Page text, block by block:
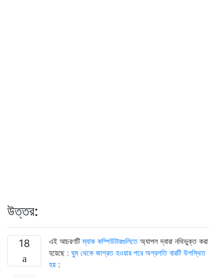
উত্তর:
18 এই আচরণটিম্যাক কম্পিউটারগুলিতেঅ্যাপল দ্বারা নথিভুক্ত করা
হয়েছে : ঘুম থেকে জাগ্রত হওয়ার পরে অগ্রগতি বারটি উপস্থিত
হয় :